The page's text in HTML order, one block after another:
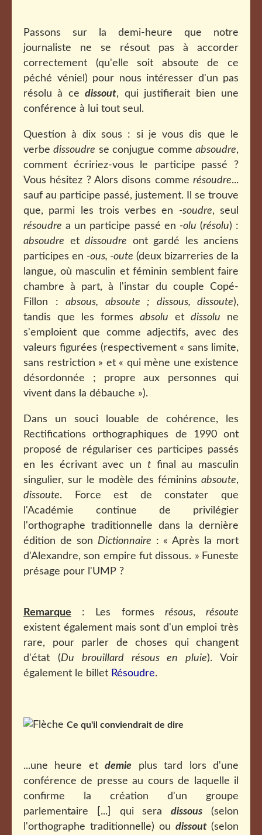
Passons sur la demi-heure que notre
journaliste ne se résout pas à accorder
correctement (qu'elle soit absoute de ce
péché véniel) pour nous intéresser d'un pas
résolu à cedissout, qui justifierait bien une
conférence à lui tout seul.
Question à dix sous : si je vous dis que le
verbedissoudre se conjugue commeabsoudre,
comment écririez-vous le participe passé ?
Vous hésitez ? Alors disons comme résoudre...
sauf au participe passé, justement. Il se trouve
que, parmi les trois verbes en -soudre, seul
résoudre a un participe passé en -olu (résolu) :
absoudre et dissoudre ont gardé les anciens
participes en -ous, -oute (deux bizarreries de la
langue, où masculin et féminin semblent faire
chambre à part, à l'instar du couple Copé-
Fillon : absous, absoute ; dissous, dissoute),
tandis que les formes absolu et dissolu ne
s'emploient que comme adjectifs, avec des
valeurs figurées (respectivement « sans limite,
sans restriction » et « qui mène une existence
désordonnée ; propre aux personnes qui
vivent dans la débauche »).
Dans un souci louable de cohérence, les
Rectifications orthographiques de 1990 ont
proposé de régulariser ces participes passés
en les écrivant avec un tfinal au masculin
singulier, sur le modèle des féminins absoute,
dissoute. Force est de constater que
l'Académie continue de privilégier
l'orthographe traditionnelle dans la dernière
édition de son Dictionnaire : « Après la mort
d'Alexandre, son empire fut dissous. » Funeste
présage pour l'UMP ?
Remarque : Les formes résous,résoute
existent également mais sont d'un emploi très
rare, pour parler de choses qui changent
d'état (Du brouillard résous en pluie). Voir
également le billet Résoudre.
Ce qu'il conviendrait de dire
...une heure etdemie plus tard lors d'une
conférence de presse au cours de laquelle il
confirme la création d'un groupe
parlementaire [...] qui seradissous (selon
l'orthographe traditionnelle) ou dissout (selon